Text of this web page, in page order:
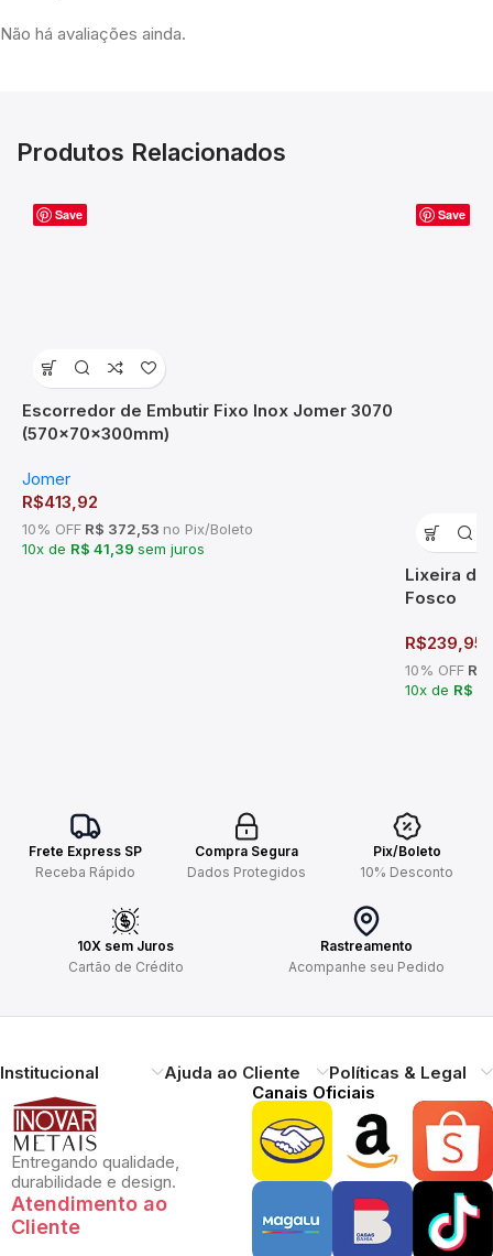
Não há avaliações ainda.
Produtos Relacionados
Save
Escorredor de Embutir Fixo Inox Jomer 3070
(570x70x300mm)
Jomer
R$413,92
10% OFF R$ 372,53 no Pix/Boleto
10x de R$ 41,39 sem juros
Save
Lixeira de
Fosco
R$239,95
10% OFF R$
10x de R$
Frete Express SP
Receba Rápido
Compra Segura
Dados Protegidos
Pix/Boleto
10% Desconto
10X sem Juros
Cartão de Crédito
Rastreamento
Acompanhe seu Pedido
Institucional Ajuda ao Cliente Políticas & Legal
Entregando qualidade,
durabilidade e design.
Atendimento ao
Cliente
Canais Oficiais